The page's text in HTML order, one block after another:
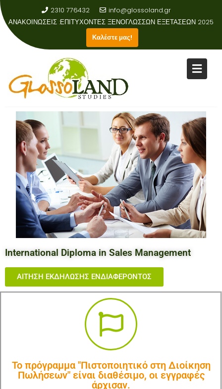
2310 776432
info@glossoland.gr
ΑΝΑΚΟΙΝΩΣΕΙΣ :ΕΠΙΤΥΧΟΝΤΕΣ ΞΕΝΟΓΛΩΣΣΩΝ ΕΞΕΤΑΣΕΩΝ 2025
Καλέστε μας!
International Diploma in Sales Management
ΑΙΤΗΣΗ ΕΚΔΗΛΩΣΗΣ ΕΝΔΙΑΦΕΡΟΝΤΟΣ
Το πρόγραμμα "Πιστοποιητικό στη Διοίκηση
Πωλήσεων" είναι διαθέσιμο, οι εγγραφές
άρχισαν.